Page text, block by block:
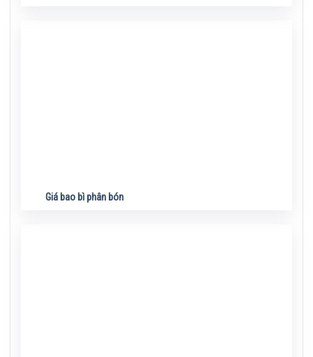
Giá bao bì phân bón